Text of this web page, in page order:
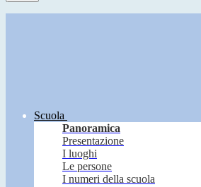
Scuola
Panoramica
Presentazione
I luoghi
Le persone
I numeri della scuola